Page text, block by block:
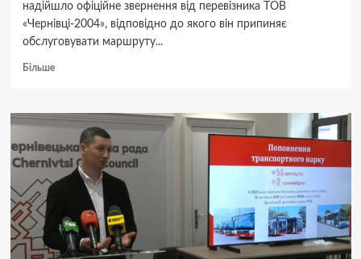
БукІнфо
надійшло офіційне звернення від перевізника ТОВ
«Чернівці-2004», відповідно до якого він припиняє
обслуговувати маршруту...
БільшеДокладніше
у
Чернівцях
відмовився
від
одного
важливих
маршрутів
через
нестачу